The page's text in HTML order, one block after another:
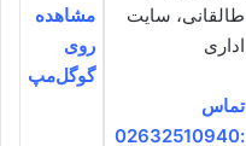
طالقانی، سایت
اداری
تماس
:02632510940
مشاهده
روی
گوگل‌مپ